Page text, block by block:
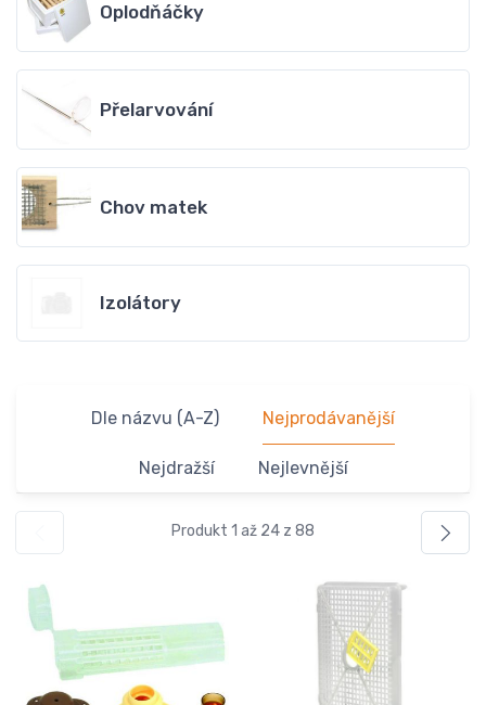
Oplodňáčky
Přelarvování
Chov matek
Izolátory
Dle názvu (A-Z) Nejprodávanější
Nejdražší Nejlevnější
Produkt 1 až 24 z 88